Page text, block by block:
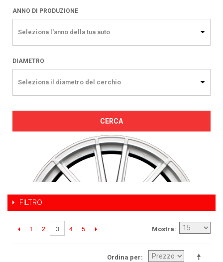
ANNO DI PRODUZIONE
Seleziona l'anno della tua auto
DIAMETRO
Seleziona il diametro del cerchio
CERCA
FILTRO
Mostra
1 2 3 4 5
Ordina per